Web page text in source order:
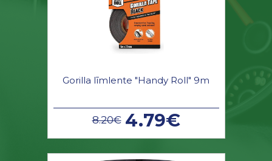
Gorilla līmlente "Handy Roll" 9m
8.20€ 4.79€